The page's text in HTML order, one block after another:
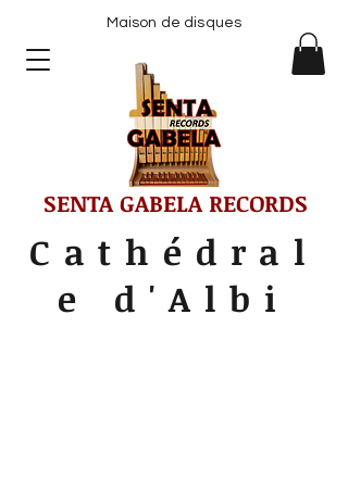
SENTA GABELA RECORDS
Maison de disques
Cathédral
e d'Albi